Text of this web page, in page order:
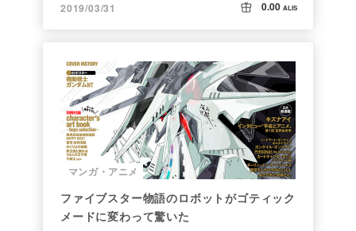
2019/03/31
0.00 ALIS
マンガ・アニメ
ファイブスター物語のロボットがゴティック
メードに変わって驚いた